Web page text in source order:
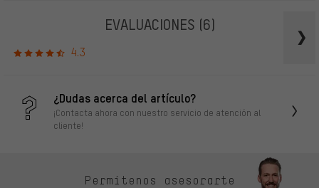
EVALUACIONES (6)
4.3
¿Dudas acerca del artículo?
¡Contacta ahora con nuestro servicio de atención al
cliente!
Permítenos asesorarte